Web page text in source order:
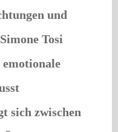
und
Tosi
sich zwischen